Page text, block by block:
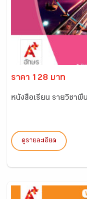
ราคา 128 บาท
หนังสือเรียน รายวิชา
ดูรายละเอียด